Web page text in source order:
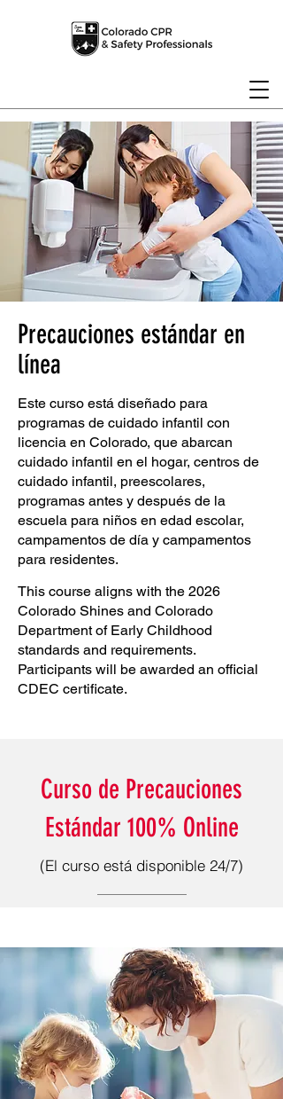
Precauciones estándar en
línea
Este curso está diseñado para
programas de cuidado infantil con
licencia en Colorado, que abarcan
cuidado infantil en el hogar, centros de
cuidado infantil, preescolares,
programas antes y después de la
escuela para niños en edad escolar,
campamentos de día y campamentos
para residentes.
This course aligns with the 2026
Colorado Shines and Colorado
Department of Early Childhood
standards and requirements.
Participants will be awarded an official
CDEC certificate.
Curso de Precauciones
Estándar 100% Online
(El curso está disponible 24/7)